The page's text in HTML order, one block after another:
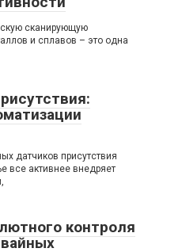
сканирующую
и сплавов – это одна
датчиков присутствия
все активнее внедряет
контроля